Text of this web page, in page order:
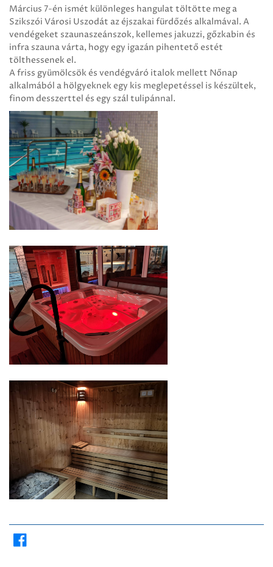
Március 7-én ismét különleges hangulat töltötte meg a
Szikszói Városi Uszodát az éjszakai fürdőzés alkalmával. A
vendégeket szaunaszeánszok, kellemes jakuzzi, gőzkabin és
infra szauna várta, hogy egy igazán pihentető estét
tölthessenek el.
A friss gyümölcsök és vendégváró italok mellett Nőnap
alkalmából a hölgyeknek egy kis meglepetéssel is készültek,
finom desszerttel és egy szál tulipánnal.